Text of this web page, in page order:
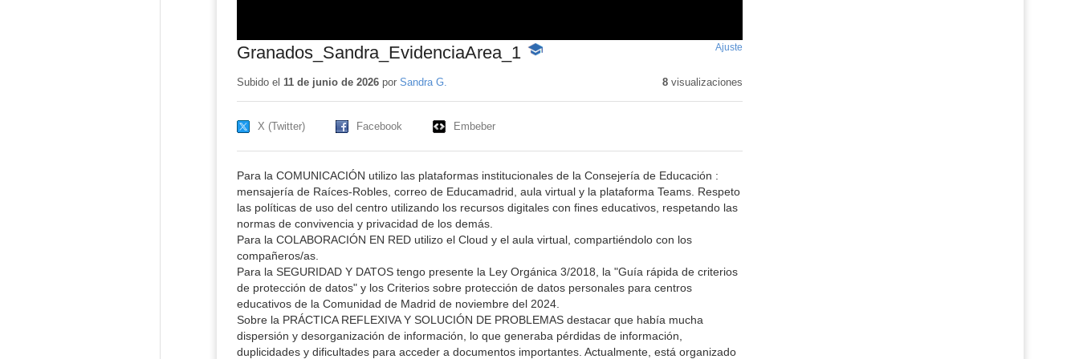
Granados_Sandra_EvidenciaArea_1 -
Ajuste
Subido el 11 de junio de 2026por Sandra G. 8visualizaciones
X (Twitter) Facebook Embeber
Para la COMUNICACIÓN utilizo las plataformas institucionales de la Consejería de Educación :
mensajería de Raíces-Robles, correo de Educamadrid, aula virtual y la plataforma Teams. Respeto
las políticas de uso del centro utilizando los recursos digitales con fines educativos, respetando las
normas de convivencia y privacidad de los demás.
Para la COLABORACIÓN EN RED utilizo el Cloud y el aula virtual, compartiéndolo con los
compañeros/as.
Para la SEGURIDAD Y DATOS tengo presente la Ley Orgánica 3/2018, la "Guía rápida de criterios
de protección de datos" y los Criterios sobre protección de datos personales para centros
educativos de la Comunidad de Madrid de noviembre del 2024.
Sobre la PRÁCTICA REFLEXIVA Y SOLUCIÓN DE PROBLEMAS destacar que había mucha
dispersión y desorganización de información, lo que generaba pérdidas de información,
duplicidades y dificultades para acceder a documentos importantes. Actualmente, está organizado